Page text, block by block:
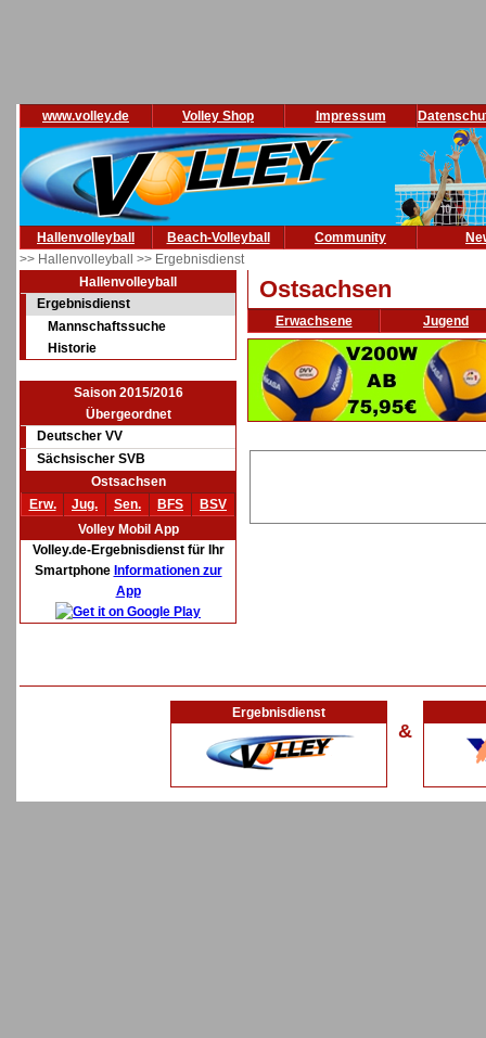
www.volley.de Volley Shop Impressum
Hallenvolleyball Beach-Volleyball Community
>> Hallenvolleyball >> Ergebnisdienst
Hallenvolleyball
Ergebnisdienst
Mannschaftssuche
Historie
Saison 2015/2016
Übergeordnet
Deutscher VV
Sächsischer SVB
Ostsachsen
Erw.
Jug. Sen. BFS
BSV
Volley Mobil App
Volley.de-Ergebnisdienst für Ihr
Smartphone Informationen zur
App
Ostsachsen
Erwachsene Jugend
Ergebnisdienst
&